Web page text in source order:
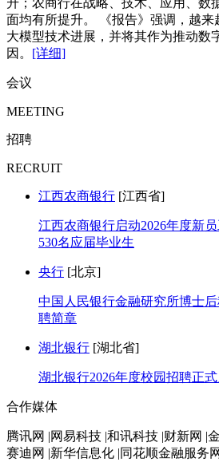
面均有所提升。 《报告》强调，越来
大模型技术进展，并将其作为推动数
因。 [详细]
会议
MEETING
招聘
RECRUIT
江西农商银行 [江西省]
江西农商银行启动2026年度新
530名应届毕业生
央行 [北京]
中国人民银行金融研究所博士
聘简章
湖北银行 [湖北省]
湖北银行2026年度校园招聘正
合作媒体
腾讯网 |网易科技 |和讯科技 |财新网 |
赛迪网 |新华信息化 |同花顺金融服务